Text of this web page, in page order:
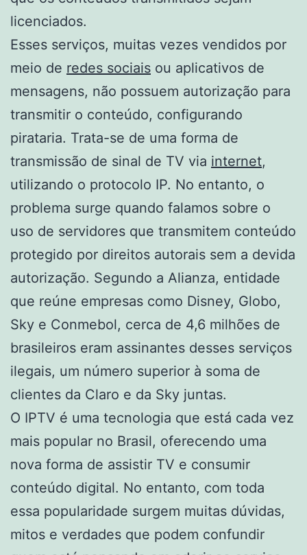
licenciados.
Esses serviços, muitas vezes vendidos por
meio de redes sociais ou aplicativos de
mensagens, não possuem autorização para
transmitir o conteúdo, configurando
pirataria. Trata-se de uma forma de
transmissão de sinal de TV via internet,
utilizando o protocolo IP. No entanto, o
problema surge quando falamos sobre o
uso de servidores que transmitem conteúdo
protegido por direitos autorais sem a devida
autorização. Segundo a Alianza, entidade
que reúne empresas como Disney, Globo,
Sky e Conmebol, cerca de 4,6 milhões de
brasileiros eram assinantes desses serviços
ilegais, um número superior à soma de
clientes da Claro e da Sky juntas.
O IPTV é uma tecnologia que está cada vez
mais popular no Brasil, oferecendo uma
nova forma de assistir TV e consumir
conteúdo digital. No entanto, com toda
essa popularidade surgem muitas dúvidas,
mitos e verdades que podem confundir